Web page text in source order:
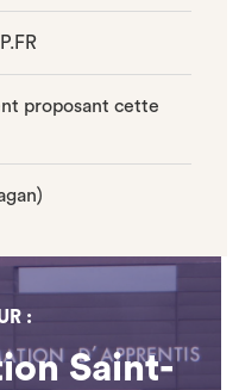
proposant cette
:
Saint-